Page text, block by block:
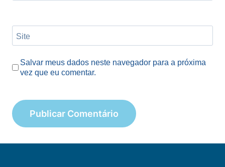
Site
Salvar meus dados neste navegador para a próxima
vez que eu comentar.